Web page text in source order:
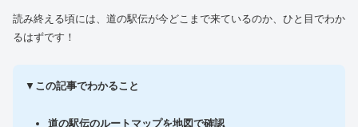
読み終える頃には、道の駅伝が今どこまで来ているのか、ひと目でわか
るはずです！
▼ この記事でわかること
道の駅伝のルートマップを地図で確認